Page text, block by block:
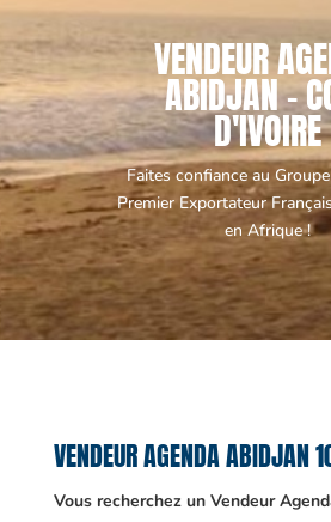
VENDEUR
ABIDJAN -
D'IVOIRE
Faites confiance au
Premier Exportateur
en Afrique !
VENDEUR AGENDA ABIDJAN
Vous recherchez un Vendeur